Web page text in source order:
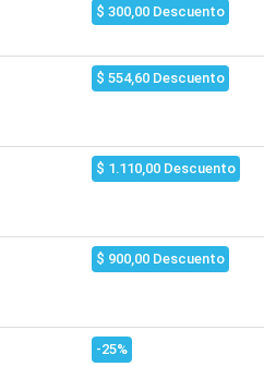
$ 300,00 Descuento
$ 554,60 Descuento
$ 1.110,00 Descuento
$ 900,00 Descuento
-25%